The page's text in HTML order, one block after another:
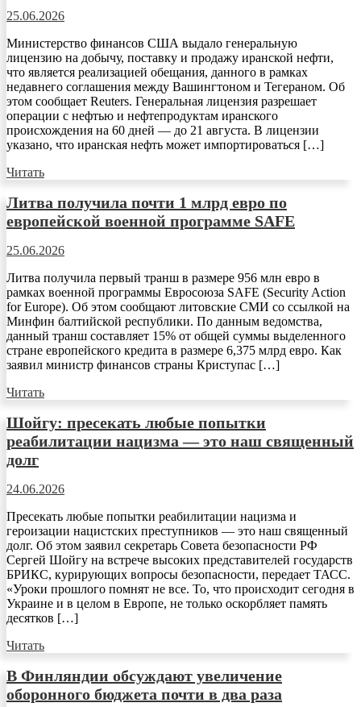
25.06.2026
Министерство финансов США выдало генеральную
лицензию на добычу, поставку и продажу иранской нефти,
что является реализацией обещания, данного в рамках
недавнего соглашения между Вашингтоном и Тегераном. Об
этом сообщает Reuters. Генеральная лицензия разрешает
операции с нефтью и нефтепродуктам иранского
происхождения на 60 дней — до 21 августа. В лицензии
указано, что иранская нефть может импортироваться […]
Читать
Литва получила почти 1 млрд евро по
европейской военной программе SAFE
25.06.2026
Литва получила первый транш в размере 956 млн евро в
рамках военной программы Евросоюза SAFE (Security Action
for Europe). Об этом сообщают литовские СМИ со ссылкой на
Минфин балтийской республики. По данным ведомства,
данный транш составляет 15% от общей суммы выделенного
стране европейского кредита в размере 6,375 млрд евро. Как
заявил министр финансов страны Криступас […]
Читать
Шойгу: пресекать любые попытки
реабилитации нацизма — это наш священный
долг
24.06.2026
Пресекать любые попытки реабилитации нацизма и
героизации нацистских преступников — это наш священный
долг. Об этом заявил секретарь Совета безопасности РФ
Сергей Шойгу на встрече высоких представителей государств
БРИКС, курирующих вопросы безопасности, передает ТАСС.
«Уроки прошлого помнят не все. То, что происходит сегодня в
Украине и в целом в Европе, не только оскорбляет память
десятков […]
Читать
В Финляндии обсуждают увеличение
оборонного бюджета почти в два раза